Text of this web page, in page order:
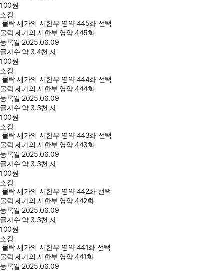
100원
소장
몰락 세가의 시한부 영약 445화 선택
몰락 세가의 시한부 영약 445화
등록일 2025.06.09
글자수 약 3.4천 자
100원
소장
몰락 세가의 시한부 영약 444화 선택
몰락 세가의 시한부 영약 444화
등록일 2025.06.09
글자수 약 3.3천 자
100원
소장
몰락 세가의 시한부 영약 443화 선택
몰락 세가의 시한부 영약 443화
등록일 2025.06.09
글자수 약 3.3천 자
100원
소장
몰락 세가의 시한부 영약 442화 선택
몰락 세가의 시한부 영약 442화
등록일 2025.06.09
글자수 약 3.3천 자
100원
소장
몰락 세가의 시한부 영약 441화 선택
몰락 세가의 시한부 영약 441화
등록일 2025.06.09